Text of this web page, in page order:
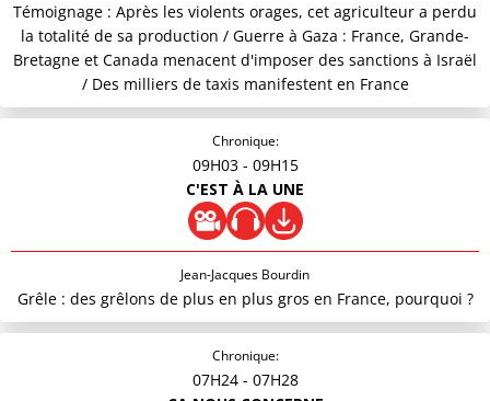
Témoignage : Après les violents orages, cet agriculteur a perdu
la totalité de sa production / Guerre à Gaza : France, Grande-
Bretagne et Canada menacent d'imposer des sanctions à Israël
/ Des milliers de taxis manifestent en France
Chronique:
09H03 - 09H15
C'EST À LA UNE
Jean-Jacques Bourdin
Grêle : des grêlons de plus en plus gros en France, pourquoi ?
Chronique:
07H24 - 07H28